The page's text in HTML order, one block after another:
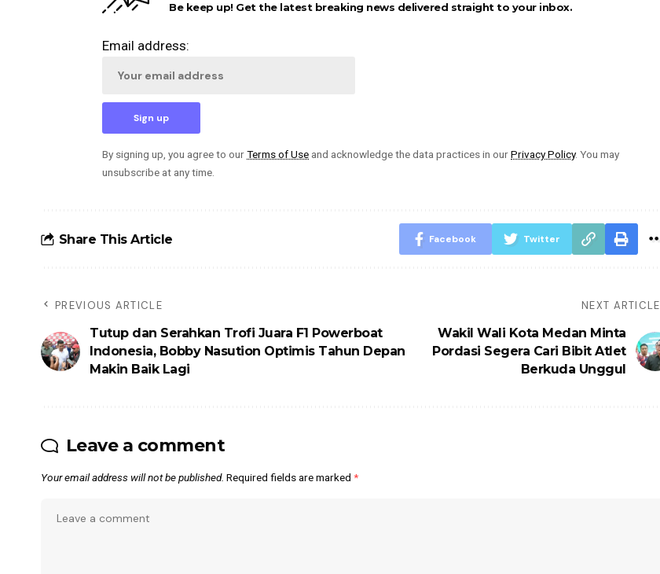
Be keep up! Get the latest breaking news delivered straight to your inbox.
Email address:
By signing up, you agree to ourTerms of Use and acknowledge the data practices in ourPrivacy Policy. You may
unsubscribe at any time.
Share This Article Facebook Twitter
PREVIOUS ARTICLE
Tutup dan Serahkan Trofi Juara F1 Powerboat
Indonesia, Bobby Nasution Optimis Tahun Depan
Makin Baik Lagi
NEXT ARTICLE
Wakil Wali Kota Medan Minta
Pordasi Segera Cari Bibit Atlet
Berkuda Unggul
Leave a comment
Your email address will not be published. Required fields are marked *